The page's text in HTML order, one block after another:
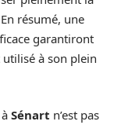
résumé, une
garantiront
à son plein
à Sénart n’est pas